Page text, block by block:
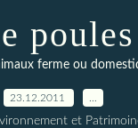
ferme ou
23.12.2011
et